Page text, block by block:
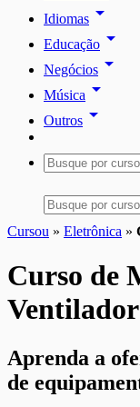
Idiomas arrow_drop_down
Educação arrow_drop_down
Negócios arrow_drop_down
Música arrow_drop_down
Outros arrow_drop_down
Cursou » Eletrônica »
Curso de
Ventilador
Aprenda a
de